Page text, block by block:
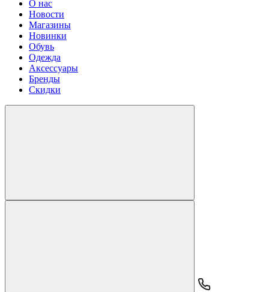
О нас
Новости
Магазины
Новинки
Обувь
Одежда
Аксессуары
Бренды
Скидки